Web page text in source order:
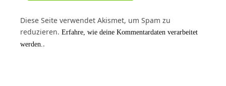
Diese Seite verwendet Akismet, um Spam zu
reduzieren. Erfahre, wie deine Kommentardaten verarbeitet
werden. .